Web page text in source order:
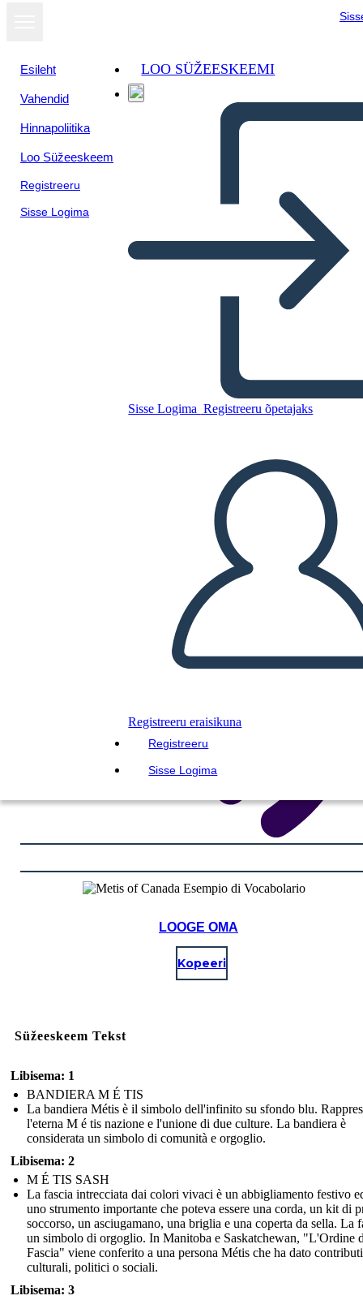
Esileht
Vahendid
Hinnapoliitika
Loo Süžeeskeem
Registreeru
Sisse Logima
LOO SÜŽEESKEEMI
Sisse Logima Registreeru õpetajaks
Registreeru eraisikuna
Registreeru
Sisse Logima
ESITA SLAIDIESITLUST
LOE MULLE
LOOGE OMA
Kopeeri
Süžeeskeem Tekst
Libisema: 1
BANDIERA M É TIS
La bandiera Métis è il simbolo dell'infinito su sfondo blu.
l'eterna M é tis nazione e l'unione di due culture. La bandiera è
considerata un simbolo di comunità e orgoglio.
Libisema: 2
M É TIS SASH
La fascia intrecciata dai colori vivaci è un abbigliamento festivo
uno strumento importante che poteva essere una corda, un kit di
soccorso, un asciugamano, una briglia e una coperta da sella. La
un simbolo di orgoglio. In Manitoba e Saskatchewan, "L'Ordine
Fascia" viene conferito a una persona Métis che ha dato contributi
culturali, politici o sociali.
Libisema: 3